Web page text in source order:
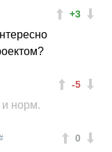
+3
-5
и норм.
0